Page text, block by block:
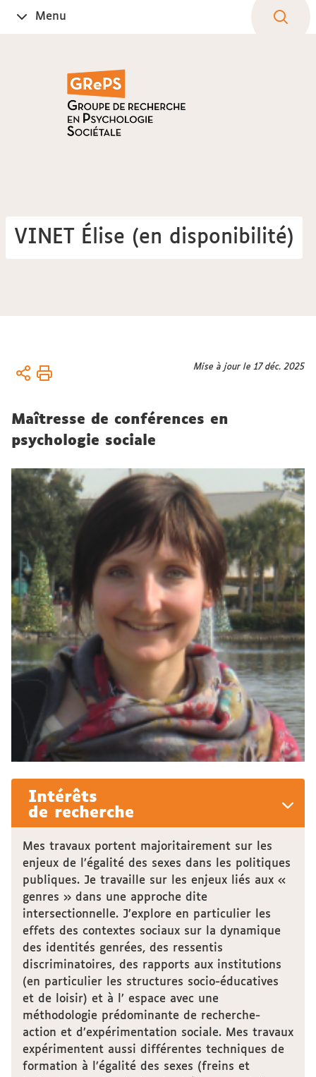
OuvrirMenu
VINET Élise (en disponibilité)
Vous
Accueil
Chercheur.es
titulaires
Mise à jour le 17 déc. 2025
Maîtresse de conférences en
psychologie sociale
Intérêts
de recherche
Mes travaux portent majoritairement sur les
enjeux de l’égalité des sexes dans les politiques
publiques. Je travaille sur les enjeux liés aux «
genres » dans une approche dite
intersectionnelle. J’explore en particulier les
effets des contextes sociaux sur la dynamique
des identités genrées, des ressentis
discriminatoires, des rapports aux institutions
(en particulier les structures socio-éducatives
et de loisir) et à l’ espace avec une
méthodologie prédominante de recherche-
action et d’expérimentation sociale. Mes travaux
expérimentent aussi différentes techniques de
formation à l’égalité des sexes (freins et